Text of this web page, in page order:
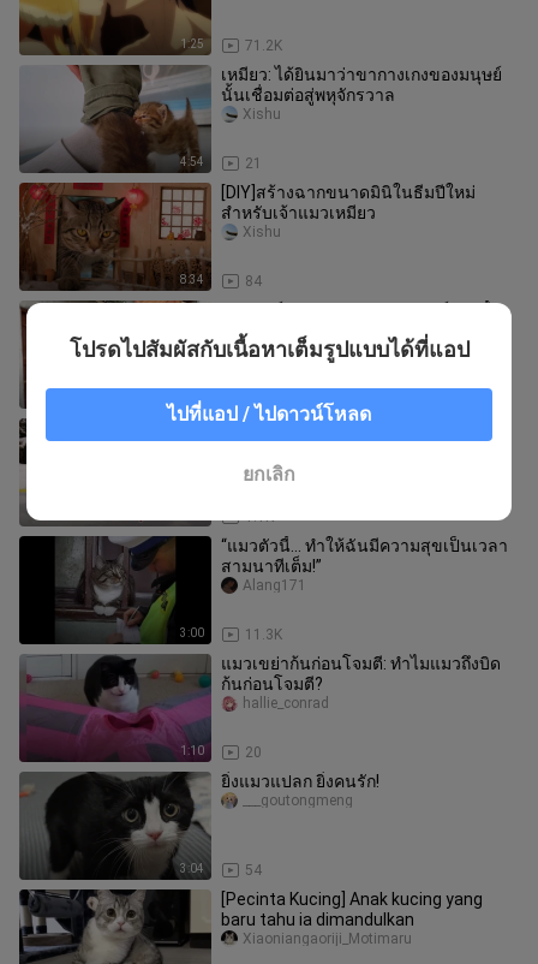
1:25 71.2K
4:54
เหมียว: ได้ยินมาว่าขากางเกงของมนุษย์
นั้นเชื่อมต่อสู่พหุจักรวาล
21
Xishu
8:34
[DIY]สร้างฉากขนาดมินิในธีมปีใหม่
สำหรับเจ้าแมวเหมียว
84
Xishu
แมวยักษ์เดินผ่านถนนของมนุษย์และพื้น
ดินก็แตกร้าว
24.8K
Xishu
รวมการร้องของน้องแมวเหมียว
1.1K
3:00
“แมวตัวนี้... ทำให้ฉันมีความสุขเป็นเวลา
สามนาทีเต็ม!”
11.3K
Alang171
1:10
แมวเขย่าก้นก่อนโจมตี: ทำไมแมวถึงบิด
ก้นก่อนโจมตี?
20
hallie_conrad
3:04
ยิ่งแมวแปลก ยิ่งคนรัก!
54
___goutongmeng
[Pecinta Kucing] Anak kucing yang
baru tahu ia dimandulkan
Xiaoniangaoriji_Motimaru
โปรดไปสัมผัสกับเนื้อหาเต็มรูปแบบได้ที่แอป
ไปที่แอป / ไปดาวน์โหลด
ยกเลิก